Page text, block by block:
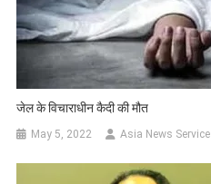
जेल के विचाराधीन कैदी की मौत
May 5, 2022 Asia News Service